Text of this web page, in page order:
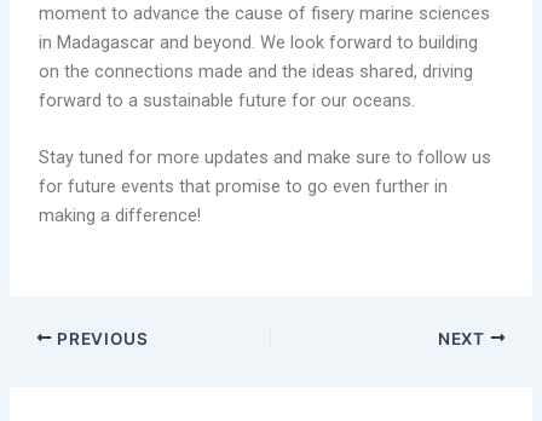
moment to advance the cause of fisery marine sciences
in Madagascar and beyond. We look forward to building
on the connections made and the ideas shared, driving
forward to a sustainable future for our oceans.
Stay tuned for more updates and make sure to follow us
for future events that promise to go even further in
making a difference!
PREVIOUS NEXT